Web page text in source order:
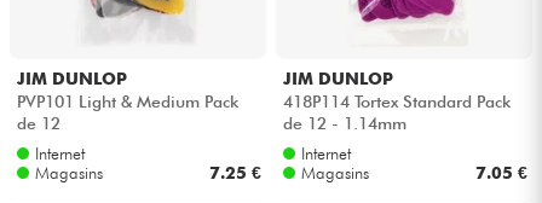
JIM DUNLOP
PVP101 Light & Medium Pack
de 12
Internet
Magasins
7.25 €
JIM DUNLOP
418P114 Tortex Standard Pack
de 12 - 1.14mm
Internet
Magasins
7.05 €